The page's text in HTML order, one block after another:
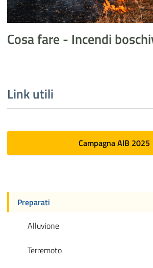
Cosa fare - Incendi
Link utili
Campagna AIB 2025
Preparati
Alluvione
Terremoto